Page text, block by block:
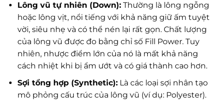
Lông vũ tự nhiên (Down):Thường là lông ngỗng
hoặc lông vịt, nổi tiếng với khả năng giữ ấm tuyệt
vời, siêu nhẹ và có thể nén lại rất gọn. Chất lượng
của lông vũ được đo bằng chỉ số Fill Power. Tuy
nhiên, nhược điểm lớn của nó là mất khả năng
cách nhiệt khi bị ẩm ướt và có giá thành cao hơn.
Sợi tổng hợp (Synthetic):Là các loại sợi nhân tạo
mô phỏng cấu trúc của lông vũ (ví dụ: Polyester).